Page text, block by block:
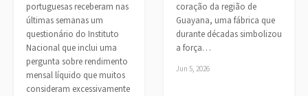
portuguesas receberam nas
últimas semanas um
questionário do Instituto
Nacional que inclui uma
pergunta sobre rendimento
mensal líquido que muitos
consideram excessivamente
coração da região de
Guayana, uma fábrica que
durante décadas simbolizou
a força…
Jun 5, 2026